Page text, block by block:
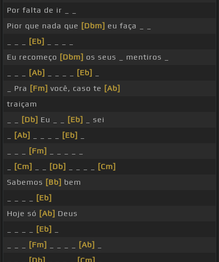
Por falta de ir _ _
Pior que nada que [Dbm] eu faça _ _
[Eb]
Eu recomeço [Dbm] os seus _ mentiros _
[Ab] [Eb]
_ Pra [Fm] você, caso te [Ab]
traiçam
[Db] Eu _ _ [Eb]
_ sei
[Ab] [Eb]
[Fm]
[Cm] [Db]
[Cm]
Sabemos [Bb] bem
[Eb]
Hoje só [Ab] Deus
[Eb]
[Fm] [Ab]